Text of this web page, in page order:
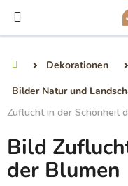
Inhalt
springen
Dekorationen
Bilder Natur und
Zuflucht in der Schönheit
Bild
der Blumen